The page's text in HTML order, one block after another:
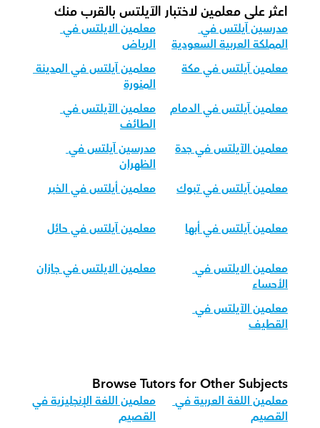
اعثر على معلمين لاختبار الآيلتس بالقرب منك
مدرسين آيلتس في
المملكة العربية السعودية
معلمين الايلتس في
الرياض
معلمين آيلتس في مكة
معلمين آيلتس في المدينة
المنورة
معلمين آيلتس في الدمام
معلمين الآيلتس في
الطائف
معلمين الآيلتس في جدة
مدرسين آيلتس في
الظهران
معلمين آيلتس في تبوك
معلمين أيلتس في الخبر
معلمين آيلتس في أبها
معلمين آيلتس في حائل
معلمين الايلتس في
الأحساء
معلمين الايلتس في جازان
معلمين الآيلتس في
القطيف
Browse Tutors for Other Subjects
معلمين اللغة العربية في
القصيم
معلمين اللغة الإنجليزية في
القصيم